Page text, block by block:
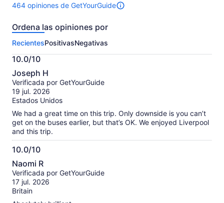
464 opiniones de GetYourGuide
464
sobre
actividad.
Más
información
sobre
las
opiniones
verificadas
Ordena las opiniones por
RecientesPositivasNegativas
10.0/10
10.0
de
10
Joseph H
Verificada por GetYourGuide
19 jul. 2026
Estados Unidos
We had a great time on this trip. Only downside is you can’t
get on the buses earlier, but that’s OK. We enjoyed Liverpool
and this trip.
10.0/10
10.0
de
10
Naomi R
Verificada por GetYourGuide
17 jul. 2026
Britain